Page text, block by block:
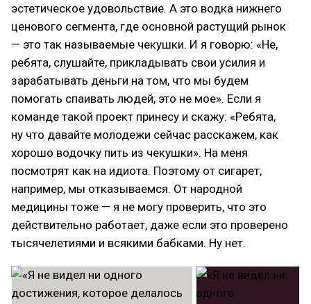
эстетическое удовольствие. А это водка нижнего
ценового сегмента, где основной растущий рынок
— это так называемые чекушки. И я говорю: «Не,
ребята, слушайте, прикладывать свои усилия и
зарабатывать деньги на том, что мы будем
помогать спаивать людей, это не мое». Если я
команде такой проект принесу и скажу: «Ребята,
ну что давайте молодежи сейчас расскажем, как
хорошо водочку пить из чекушки». На меня
посмотрят как на идиота. Поэтому от сигарет,
например, мы отказываемся. От народной
медицины тоже — я не могу проверить, что это
действительно работает, даже если это проверено
тысячелетиями и всякими бабками. Ну нет.